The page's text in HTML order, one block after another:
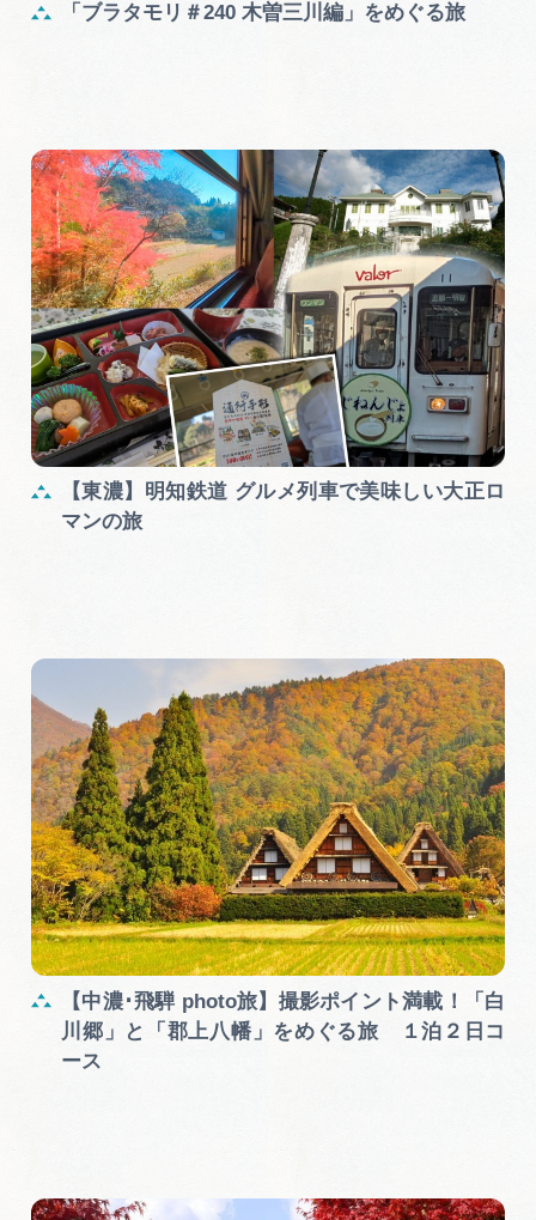
「ブラタモリ＃240 木曽三川編」をめぐる旅
【東濃】明知鉄道 グルメ列車で美味しい大正ロ
マンの旅
【中濃･飛騨 photo旅】撮影ポイント満載！「白
川郷」と「郡上八幡」をめぐる旅 １泊２日コ
ース